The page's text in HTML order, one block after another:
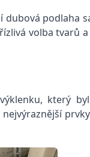
podlaha
volba tvarů a
který